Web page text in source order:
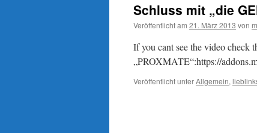
Schluss mit „die
Veröffentlicht am 21. März 2013 von
If you cant see the video
„PROXMATE“:https://
Veröffentlicht unterAllgemein,